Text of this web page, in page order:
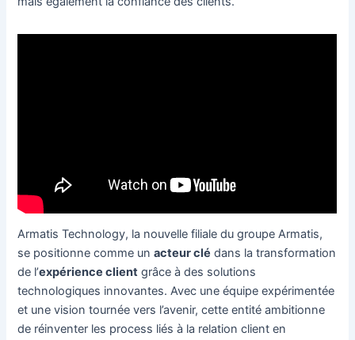
Armatis Technology, la nouvelle filiale du groupe Armatis,
se positionne comme unacteur clé dans la transformation
de l’expérience client grâce à des solutions
technologiques innovantes. Avec une équipe expérimentée
et une vision tournée vers l’avenir, cette entité ambitionne
de réinventer les process liés à la relation client en